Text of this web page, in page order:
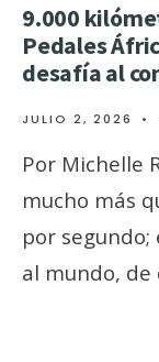
9.000
Pedales
desafía al
JULIO 2, 2026 •
Por Michelle
mucho más
por
al mundo,